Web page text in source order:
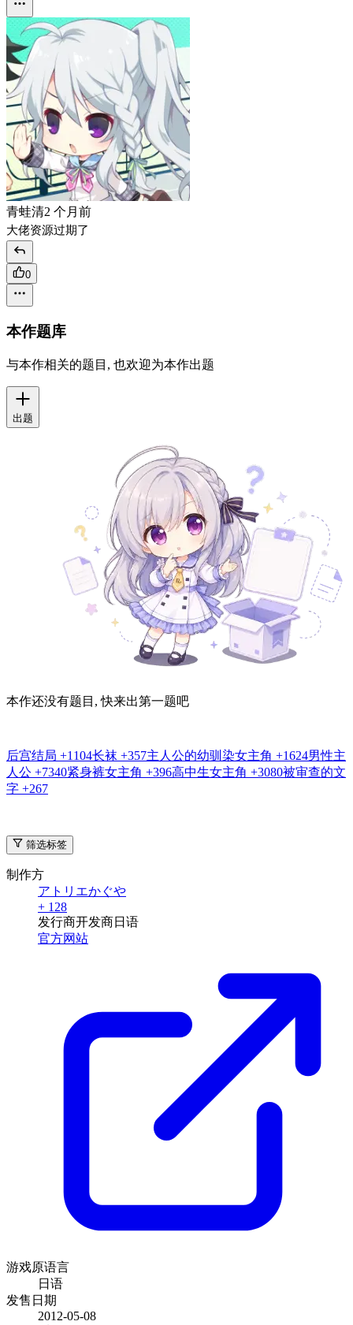
青蛙清2 个月前
大佬资源过期了
0
本作题库
与本作相关的题目, 也欢迎为本作出题
出题
本作还没有题目, 快来出第一题吧
后宫结局 +1104长袜 +357主人公的幼驯染女主角 +1624男性主
人公 +7340紧身裤女主角 +396高中生女主角 +3080被审查的文
字 +267
筛选标签
制作方
アトリエかぐや
+ 128
发行商开发商日语
官方网站
游戏原语言
日语
发售日期
2012-05-08